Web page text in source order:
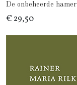
De onbeheerde
€ 29,50